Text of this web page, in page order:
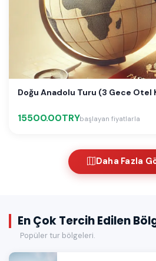
Doğu Anadolu Turu (3 Gece Otel
15500.00TRYbaşlayan fiyatlarla
Daha Fazla
En Çok Tercih Edilen
Popüler tur bölgeleri.